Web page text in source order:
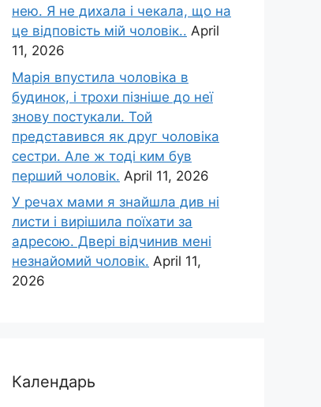
нею. Я не дихала і чекала, що на
це відповість мій чоловік.. April
11, 2026
Марія впустила чоловіка в
будинок, і трохи пізніше до неї
знову постукали. Той
представився як друг чоловіка
сестри. Але ж тоді ким був
перший чоловік. April 11, 2026
У речах мами я знайшла див ні
листи і вирішила поїхати за
адресою. Двері відчинив мені
незнайомий чоловік. April 11,
2026
Календарь